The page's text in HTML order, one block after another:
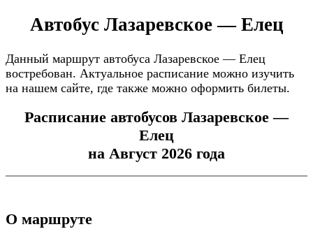
Автобус Лазаревское — Елец
Данный маршрут автобуса Лазаревское — Елец
востребован. Актуальное расписание можно изучить
на нашем сайте, где также можно оформить билеты.
Расписание автобусов Лазаревское —
Елец
на Август 2026 года
О маршруте